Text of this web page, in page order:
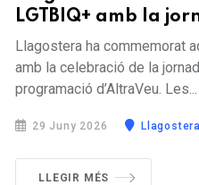
LGTBIQ+ amb la
Llagostera ha commemorat
amb la celebració de la
programació d’AltraVeu. Les...
29 Juny 2026 Llagostera
LLEGIR MÉS